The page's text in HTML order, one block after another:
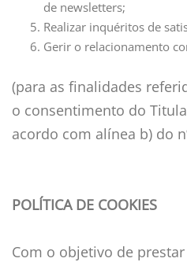
de newsletters;
Realizar inquéritos de
Gerir o relacionamento
(para as finalidades
o consentimento do
acordo com alínea b) do
POLÍTICA DE COOKIES
Com o objetivo de